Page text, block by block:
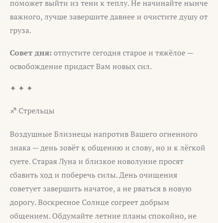
поможет выйти из тени к теплу. Не начинайте нынче
важного, лучше завершите давнее и очистите душу от
груза.
Совет дня:отпустите сегодня старое и тяжёлое —
освобождение придаст Вам новых сил.
✦ ✦ ✦
♐ Стрельцы
Воздушные Близнецы напротив Вашего огненного
знака — день зовёт к общению и слову, но и к лёгкой
суете. Старая Луна и близкое новолуние просят
сбавить ход и поберечь силы. День очищения
советует завершить начатое, а не рваться в новую
дорогу. Воскресное Солнце согреет добрым
общением. Обдумайте летние планы спокойно, не